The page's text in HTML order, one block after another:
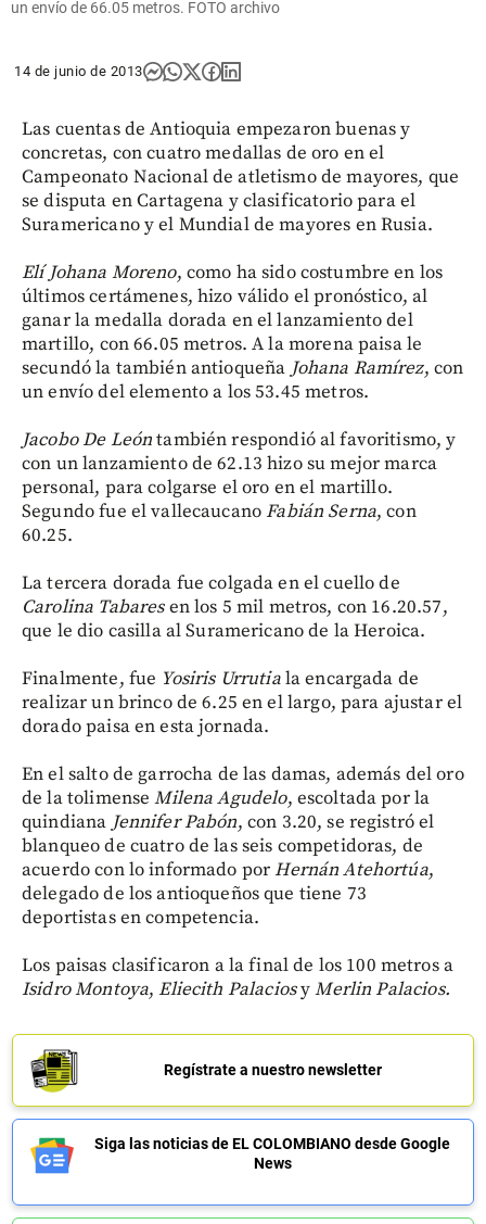
un envío de 66.05 metros. FOTO archivo
14 de junio de 2013
Las cuentas de Antioquia empezaron buenas y
concretas, con cuatro medallas de oro en el
Campeonato Nacional de atletismo de mayores, que
se disputa en Cartagena y clasificatorio para el
Suramericano y el Mundial de mayores en Rusia.
Elí Johana Moreno, como ha sido costumbre en los
últimos certámenes, hizo válido el pronóstico, al
ganar la medalla dorada en el lanzamiento del
martillo, con 66.05 metros. A la morena paisa le
secundó la también antioqueña Johana Ramírez, con
un envío del elemento a los 53.45 metros.
Jacobo De Leóntambién respondió al favoritismo, y
con un lanzamiento de 62.13 hizo su mejor marca
personal, para colgarse el oro en el martillo.
Segundo fue el vallecaucanoFabián Serna, con
60.25.
La tercera dorada fue colgada en el cuello de
Carolina Tabaresen los 5 mil metros, con 16.20.57,
que le dio casilla al Suramericano de la Heroica.
Finalmente, fue Yosiris Urrutiala encargada de
realizar un brinco de 6.25 en el largo, para ajustar el
dorado paisa en esta jornada.
En el salto de garrocha de las damas, además del oro
de la tolimenseMilena Agudelo, escoltada por la
quindiana Jennifer Pabón, con 3.20, se registró el
blanqueo de cuatro de las seis competidoras, de
acuerdo con lo informado porHernán Atehortúa,
delegado de los antioqueños que tiene 73
deportistas en competencia.
Los paisas clasificaron a la final de los 100 metros a
Isidro Montoya,Eliecith PalaciosyMerlin Palacios.
Regístrate a nuestro newsletter
Siga las noticias de EL COLOMBIANO desde Google
News